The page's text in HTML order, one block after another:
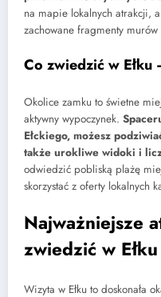
na mapie lokalnych atrakcji,
zachowane fragmenty
Co zwiedzić w
Okolice zamku to świetne
aktywny wypoczynek.
Ełckiego, możesz
także urokliwe widoki i
odwiedzić pobliską plażę
skorzystać z oferty lokalnych
Najważniejsze
zwiedzić w
Wizyta w Ełku to doskonała